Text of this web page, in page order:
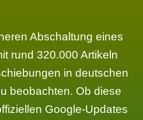
Abschaltung eines
rund 320.000 Artikeln
in deutschen
beobachten. Ob diese
Google-Updates